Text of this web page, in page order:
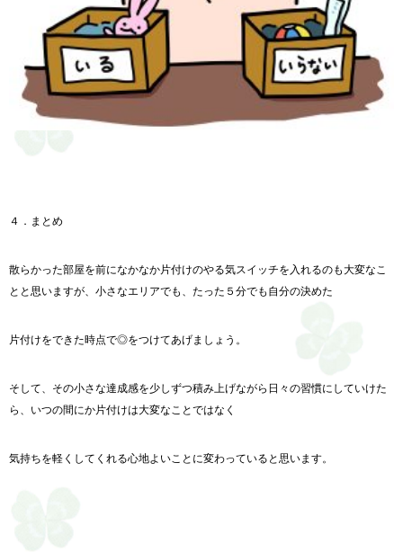
４．まとめ
散らかった部屋を前になかなか片付けのやる気スイッチを入れるのも大変なこ
とと思いますが、小さなエリアでも、たった５分でも自分の決めた
片付けをできた時点で◎をつけてあげましょう。
そして、その小さな達成感を少しずつ積み上げながら日々の習慣にしていけた
ら、いつの間にか片付けは大変なことではなく
気持ちを軽くしてくれる心地よいことに変わっていると思います。